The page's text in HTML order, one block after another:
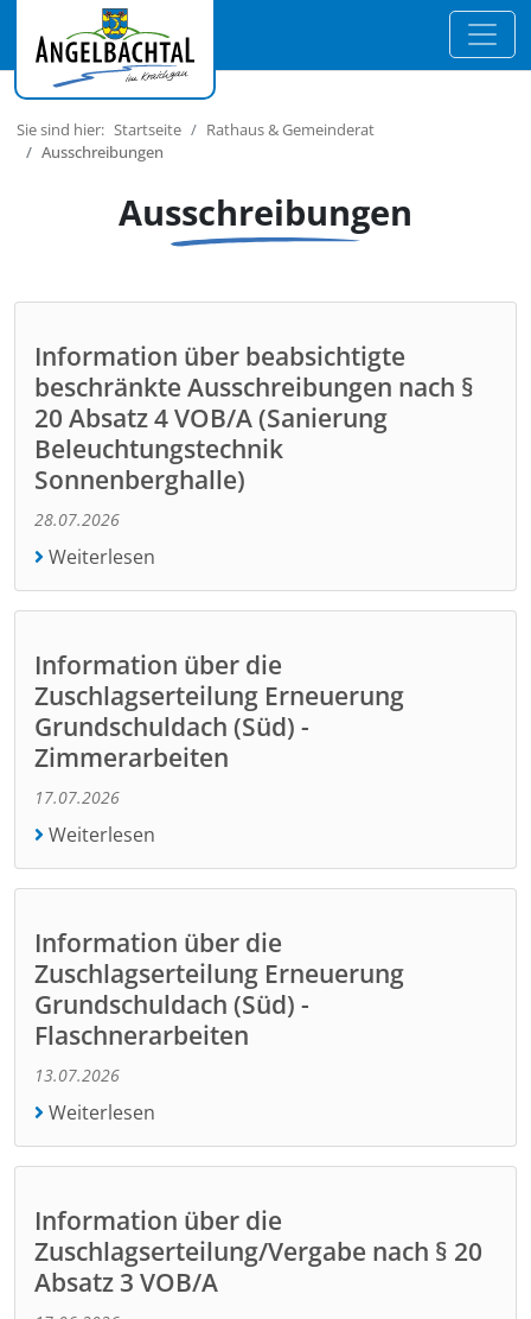
Sie sind hier: Startseite
Rathaus & Gemeinderat
Ausschreibungen
Ausschreibungen
Information über beabsichtigte
beschränkte Ausschreibungen nach §
20 Absatz 4 VOB/A (Sanierung
Beleuchtungstechnik
Sonnenberghalle)
28.07.2026
Weiterlesen
Information über die
Zuschlagserteilung Erneuerung
Grundschuldach (Süd) -
Zimmerarbeiten
17.07.2026
Weiterlesen
Information über die
Zuschlagserteilung Erneuerung
Grundschuldach (Süd) -
Flaschnerarbeiten
13.07.2026
Weiterlesen
Information über die
Zuschlagserteilung/Vergabe nach § 20
Absatz 3 VOB/A